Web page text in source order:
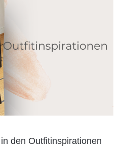
den Outfitinspirationen